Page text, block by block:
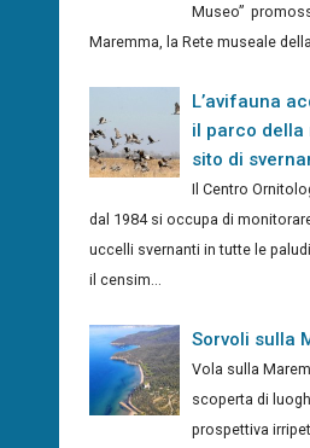
Museo”
Maremma, la Rete museale della
L’avifauna
il parco della
sito di
Il Centro
dal 1984 si occupa di
uccelli svernanti in tutte le
il censim...
Sorvoli sulla
Vola sulla
scoperta di
prospettiva